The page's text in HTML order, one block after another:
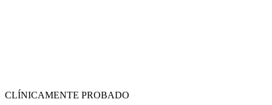
CLÍNICAMENTE PROBADO